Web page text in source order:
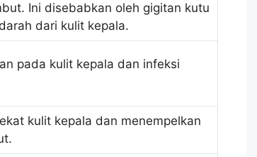
Ini disebabkan oleh gigitan kutu
dari kulit kepala.
pada kulit kepala dan infeksi
kulit kepala dan menempelkan